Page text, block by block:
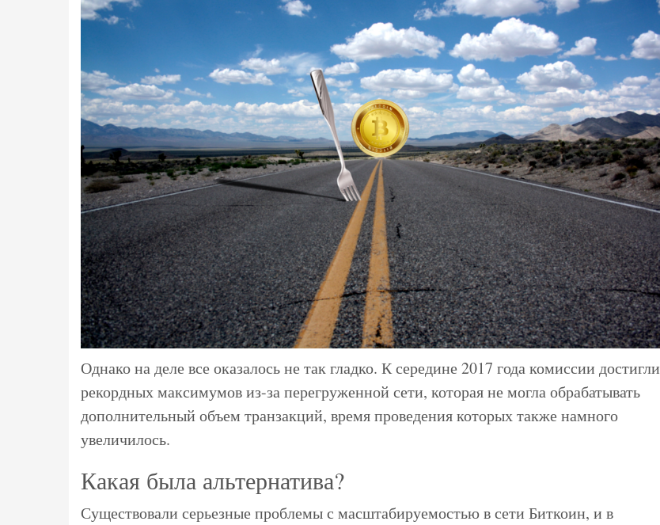
Однако на деле все оказалось не так гладко. К середине 2017 года комиссии достигли
рекордных максимумов из-за перегруженной сети, которая не могла обрабатывать
дополнительный объем транзакций, время проведения которых также намного
увеличилось.
Какая была альтернатива?
Существовали серьезные проблемы с масштабируемостью в сети Биткоин, и в